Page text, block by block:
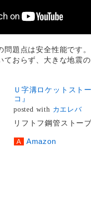
問題点は安全性能です
ておらず、大きな地震
Ｕ字溝ロケットスト
コ』
posted with カエレバ
リフトフ鋼管ストー
Amazon